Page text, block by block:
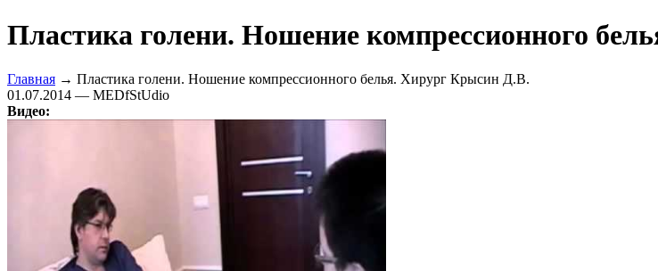
Пластика голени. Ношение компрессионного
Главная → Пластика голени. Ношение компрессионного белья. Хирург Крысин Д.В.
01.07.2014 — MEDfStUdio
Видео: